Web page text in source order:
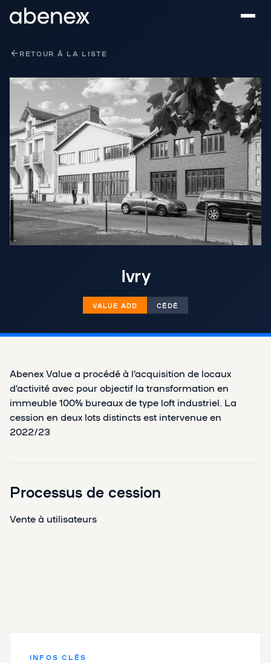
RETOUR À LA LISTE
Ivry
VALUE ADD CÉDÉ
Abenex Value a procédé à l’acquisition de locaux
d’activité avec pour objectif la transformation en
immeuble 100% bureaux de type loft industriel. La
cession en deux lots distincts est intervenue en
2022/23
Processus de cession
Vente à utilisateurs
INFOS CLÉS
Panneau de gestion des cookies